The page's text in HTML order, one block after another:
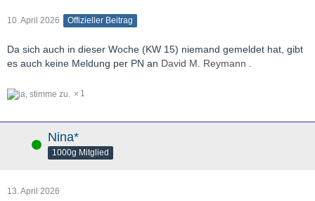
10. April 2026 Offizieller Beitrag
Da sich auch in dieser Woche (KW 15) niemand gemeldet hat, gibt
es auch keine Meldung per PN an David M. Reymann .
1
Online Nina*
1000g Mitglied
13. April 2026